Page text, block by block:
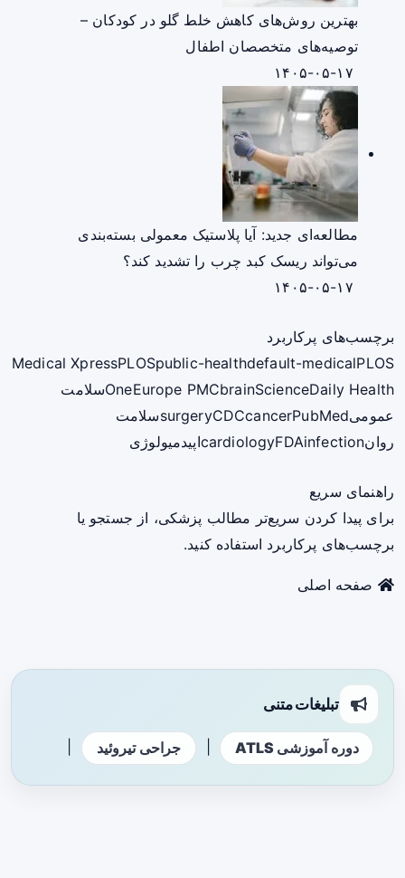
بهترین روش‌های کاهش خلط گلو در کودکان –
توصیه‌های متخصصان اطفال
مطالعه‌ای جدید: آیا پلاستیک معمولی بسته‌بندی
می‌تواند ریسک کبد چرب را تشدید کند؟
برچسب‌های پرکاربرد
Medical XpressPLOSpublic-healthdefault-medicalPLOS
OneEurope PMCbrainScienceDaily Health
سلامت
عمومی
surgeryCDCcancerPubMed
سلامت
روان
cardiologyFDAinfection اپیدمیولوژی
راهنمای سریع
برای پیدا کردن سریع‌تر مطالب پزشکی، از جستجو یا
برچسب‌های پرکاربرد استفاده کنید.
صفحه اصلی
تبلیغات متنی
دوره آموزشی ATLS جراحی تیروئید